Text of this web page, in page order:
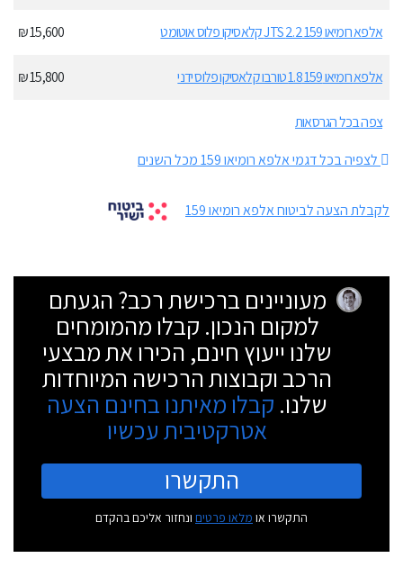
אלפא רומיאו 159 2.2 JTS קלאסיקו פלוס אוטומט 15,600 ₪
אלפא רומיאו 159 1.8 טורבו קלאסיקו פלוס ידני 15,800 ₪
צפה בכל הגרסאות
לצפיה בכל דגמי אלפא רומיאו 159 מכל השנים
לקבלת הצעה לביטוח אלפא רומיאו 159
מעוניינים ברכישת רכב? הגעתם
למקום הנכון. קבלו מהמומחים
שלנו ייעוץ חינם, הכירו את מבצעי
הרכב וקבוצות הרכישה המיוחדות
שלנו. קבלו מאיתנו בחינם הצעה
אטרקטיבית עכשיו
התקשרו
התקשרו או מלאו פרטים ונחזור אליכם בהקדם